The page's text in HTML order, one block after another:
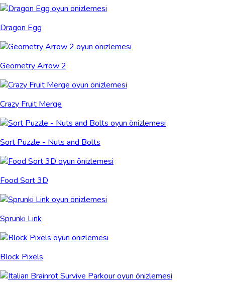
Dragon Egg
Geometry Arrow 2
Crazy Fruit Merge
Sort Puzzle - Nuts and Bolts
Food Sort 3D
Sprunki Link
Block Pixels